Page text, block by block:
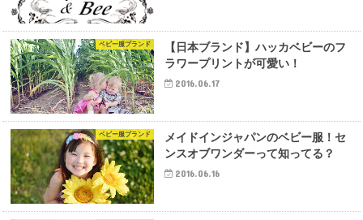
ベビー服ブランド
【日本ブランド】ハッカベビーのフ
ラワープリントが可愛い！
2016.06.17
ベビー服ブランド
メイドインジャパンのベビー服！セ
ンスオブワンダーって知ってる？
2016.06.16